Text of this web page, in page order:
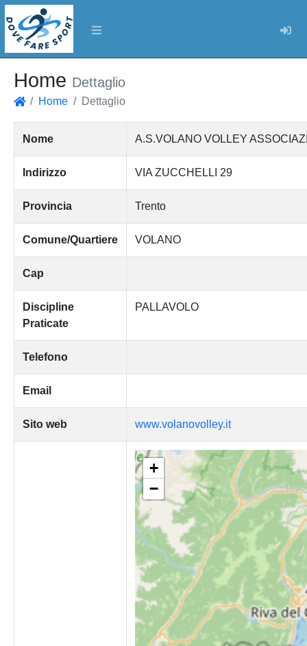
Home Dettaglio
Home Dettaglio
Nome A.S.VOLANO VOLLEY
Indirizzo VIA ZUCCHELLI 29
Provincia Trento
Comune/Quartiere VOLANO
Cap
Discipline
Praticate
PALLAVOLO
Telefono
Email
Sito web www.volanovolley.it
+
−